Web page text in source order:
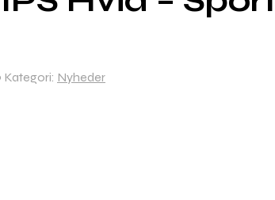
Kategori: Nyheder